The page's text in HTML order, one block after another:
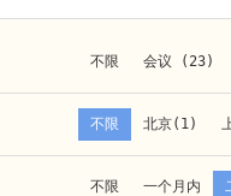
不限 会议 (23)
科学仪器 (8)
不限 北京(1)
石家庄
不限 一个月内